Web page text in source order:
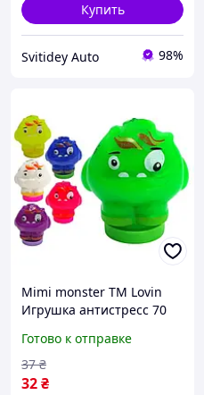
Купить
Svitidey Auto 98%
Mimi monster ТМ Lovin
Игрушка антистресс 70
Готово к отправке
32₴
37 ₴